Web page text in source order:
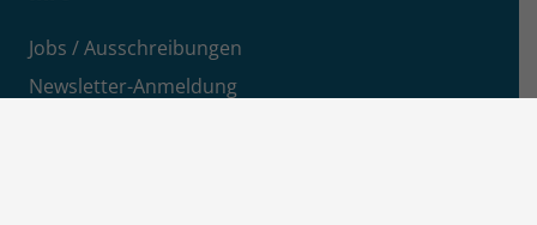
Jobs / Ausschreibungen
Newsletter-Anmeldung